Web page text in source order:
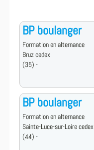
BP boulanger
Formation en alternance
Bruz cedex
(35) -
BP boulanger
Formation en alternance
Sainte-Luce-sur-Loire cedex
(44) -